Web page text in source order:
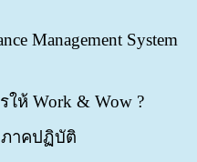
Management System
ให้ Work & Wow ?
าคปฏิบัติ